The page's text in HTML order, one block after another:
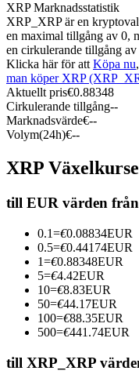
USDC Futures
Futures med USDC
Kopiera Trading
Gå med de bästa
XRP Marknadsstatistik
XRP_XRP är en
en maximal tillgång av 0,
en cirkulerande tillgång
Klicka här för att Köpa nu
man köper XRP
Aktuellt pris€0.88348
Cirkulerande tillgång--
Marknadsvärde€--
Volym(24h)€--
XRP
till EUR värden
0.1=€0.08834EUR
0.5=€0.44174EUR
1=€0.88348EUR
5=€4.42EUR
10=€8.83EUR
50=€44.17EUR
100=€88.35EUR
500=€441.74EUR
till XRP_XRP